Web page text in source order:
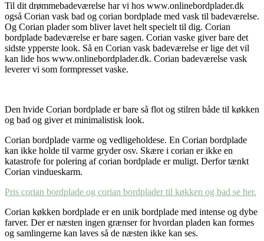
Til dit drømmebadeværelse har vi hos www.onlinebordplader.dk
også Corian vask bad og corian bordplade med vask til badeværelse.
Og Corian plader som bliver lavet helt specielt til dig. Corian
bordplade badeværelse er bare sagen. Corian vaske giver bare det
sidste ypperste look. Så en Corian vask badeværelse er lige det vil
kan lide hos www.onlinebordplader.dk. Corian badeværelse vask
leverer vi som formpresset vaske.
Den hvide Corian bordplade er bare så flot og stilren både til køkken
og bad og giver et minimalistisk look.
Corian bordplade varme og vedligeholdese. En Corian bordplade
kan ikke holde til varme gryder osv. Skære i corian er ikke en
katastrofe for polering af corian bordplade er muligt. Derfor tænkt
Corian vindueskarm.
Pris corian bordplade og corian bordplader til køkken og bad se her.
Corian køkken bordplade er en unik bordplade med intense og dybe
farver. Der er næsten ingen grænser for hvordan pladen kan formes
og samlingerne kan laves så de næsten ikke kan ses.